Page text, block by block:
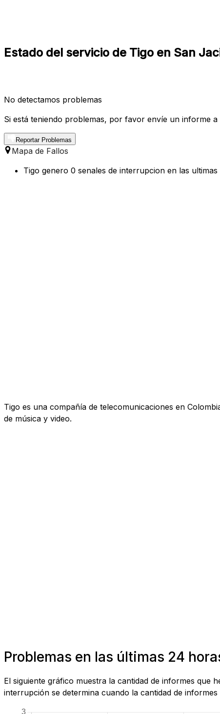
Estado del servicio de Tigo en San
No detectamos problemas
Si está teniendo problemas, por favor envíe un informe a
Reportar Problemas
Mapa de Fallos
Tigo genero 0 senales de interrupcion en las
Tigo es una compañía de telecomunicaciones en
de música y video.
Problemas en las últimas 24
El siguiente gráfico muestra la cantidad de informes que
interrupción se determina cuando la cantidad de